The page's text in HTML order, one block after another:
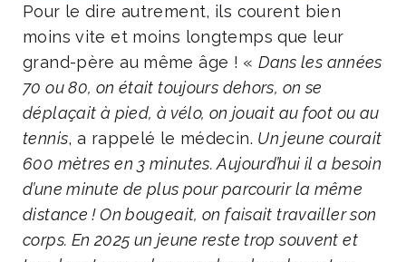
Pour le dire autrement, ils courent bien
moins vite et moins longtemps que leur
grand-père au même âge ! «Dans les années
70 ou 80, on était toujours dehors, on se
déplaçait à pied, à vélo, on jouait au foot ou au
tennis, a rappelé le médecin. Un jeune courait
600 mètres en 3 minutes. Aujourd’hui il a besoin
d’une minute de plus pour parcourir la même
distance ! On bougeait, on faisait travailler son
corps. En 2025 un jeune reste trop souvent et